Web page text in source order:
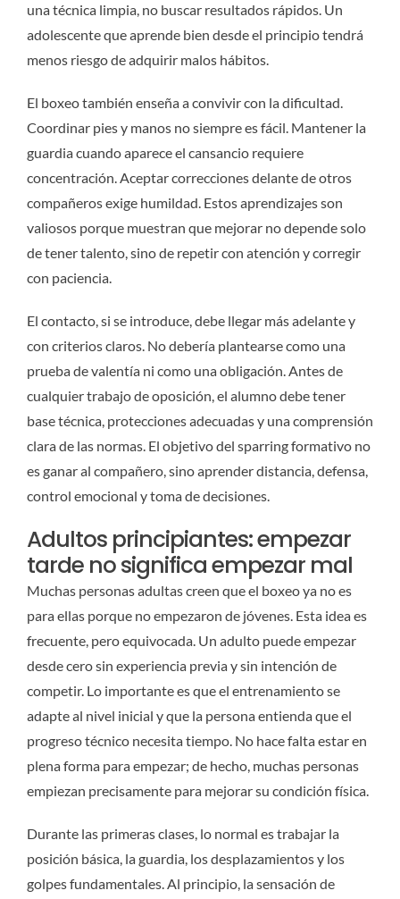
una técnica limpia, no buscar resultados rápidos. Un
adolescente que aprende bien desde el principio tendrá
menos riesgo de adquirir malos hábitos.
El boxeo también enseña a convivir con la dificultad.
Coordinar pies y manos no siempre es fácil. Mantener la
guardia cuando aparece el cansancio requiere
concentración. Aceptar correcciones delante de otros
compañeros exige humildad. Estos aprendizajes son
valiosos porque muestran que mejorar no depende solo
de tener talento, sino de repetir con atención y corregir
con paciencia.
El contacto, si se introduce, debe llegar más adelante y
con criterios claros. No debería plantearse como una
prueba de valentía ni como una obligación. Antes de
cualquier trabajo de oposición, el alumno debe tener
base técnica, protecciones adecuadas y una comprensión
clara de las normas. El objetivo del sparring formativo no
es ganar al compañero, sino aprender distancia, defensa,
control emocional y toma de decisiones.
Adultos principiantes: empezar
tarde no significa empezar mal
Muchas personas adultas creen que el boxeo ya no es
para ellas porque no empezaron de jóvenes. Esta idea es
frecuente, pero equivocada. Un adulto puede empezar
desde cero sin experiencia previa y sin intención de
competir. Lo importante es que el entrenamiento se
adapte al nivel inicial y que la persona entienda que el
progreso técnico necesita tiempo. No hace falta estar en
plena forma para empezar; de hecho, muchas personas
empiezan precisamente para mejorar su condición física.
Durante las primeras clases, lo normal es trabajar la
posición básica, la guardia, los desplazamientos y los
golpes fundamentales. Al principio, la sensación de